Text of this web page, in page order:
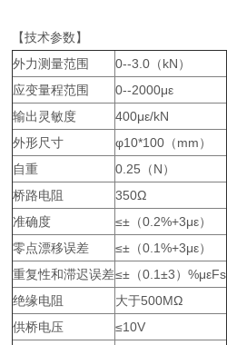
【技术参数】
外力测量范围
0--3.0（kN）
应变量程范围
0--2000με
输出灵敏度
400με/kN
外形尺寸
φ10*100（mm）
自重
0.25（N）
桥路电阻
350Ω
准确度
≤±（0.2%+3με）
零点漂移误差
≤±（0.1%+3με）
重复性和滞迟误差≤±（0.1±3）%μεFs
绝缘电阻
大于500MΩ
供桥电压
≤10V